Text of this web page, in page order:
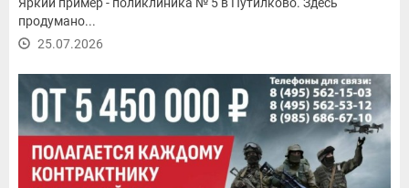
продумано...
25.07.2026